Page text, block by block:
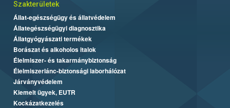
Szakterületek
Állat-egészségügy és állatvédelem
Állategészségügyi diagnosztika
Állatgyógyászati termékek
Borászat és alkoholos italok
Élelmiszer- és takarmánybiztonság
Élelmiszerlánc-biztonsági laborhálózat
Járványvédelem
Kiemelt ügyek, EUTR
Kockázatkezelés